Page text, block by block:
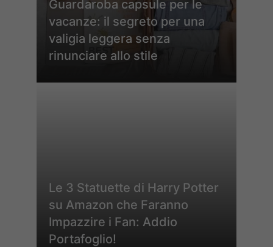
Guardaroba capsule per le
vacanze: il segreto per una
valigia leggera senza
rinunciare allo stile
Le 3 Statuette di Harry Potter
su Amazon che Faranno
Impazzire i Fan: Addio
Portafoglio!